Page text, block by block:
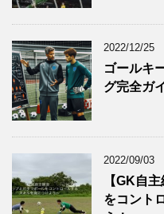
2022/12/25
ゴールキ
グ完全ガ
2022/09/03
【GK自
をコント